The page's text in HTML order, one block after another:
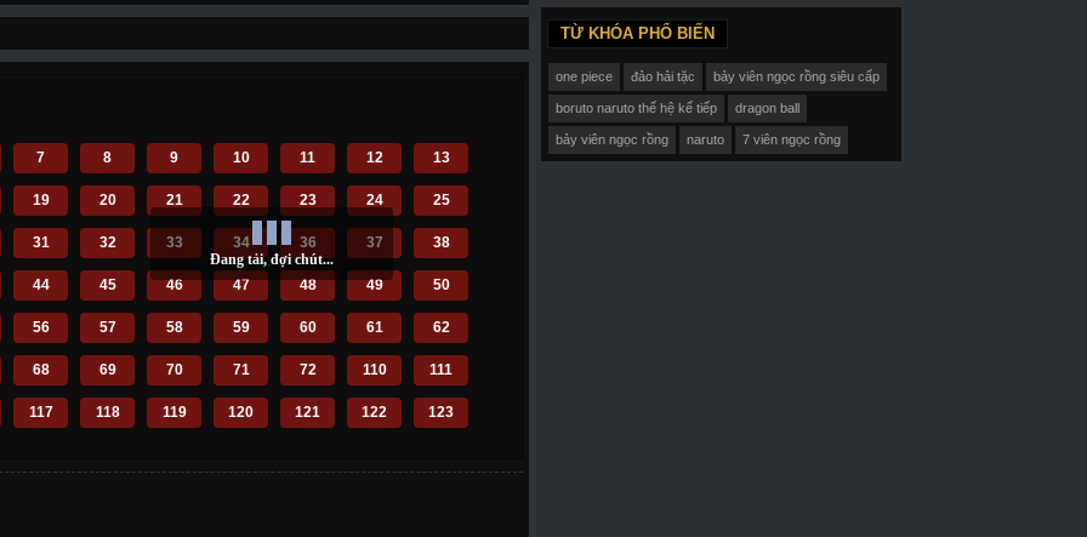
7 8 9 10 11 12 13
19 20 21 22 23 24 25
31 32 33 34 36 37 38
44 45 46 47 48 49 50
56 57 58 59 60 61 62
68 69 70 71 72 110 111
117 118 119 120 121 122 123
TỪ KHÓA PHỔ BIẾN
one piece đảo hải tặc bảy viên ngọc rồng siêu cấp
boruto naruto thế hệ kế tiếp dragon ball
bảy viên ngọc rồng naruto 7 viên ngọc rồng